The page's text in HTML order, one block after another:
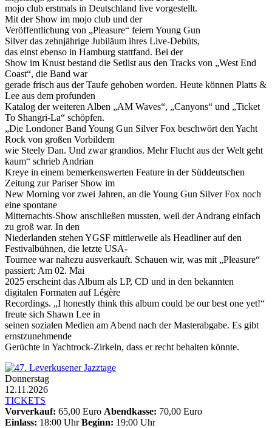
mojo club erstmals in Deutschland live vorgestellt.
Mit der Show im mojo club und der
Veröffentlichung von „Pleasure“ feiern Young Gun
Silver das zehnjährige Jubiläum ihres Live-Debüts,
das einst ebenso in Hamburg stattfand. Bei der
Show im Knust bestand die Setlist aus den Tracks von „West End
Coast“, die Band war
gerade frisch aus der Taufe gehoben worden. Heute können Platts &
Lee aus dem profunden
Katalog der weiteren Alben „AM Waves“, „Canyons“ und „Ticket
To Shangri-La“ schöpfen.
„Die Londoner Band Young Gun Silver Fox beschwört den Yacht
Rock von großen Vorbildern
wie Steely Dan. Und zwar grandios. Mehr Flucht aus der Welt geht
kaum“ schrieb Andrian
Kreye in einem bemerkenswerten Feature in der Süddeutschen
Zeitung zur Pariser Show im
New Morning vor zwei Jahren, an die Young Gun Silver Fox noch
eine spontane
Mitternachts-Show anschließen mussten, weil der Andrang einfach
zu groß war. In den
Niederlanden stehen YGSF mittlerweile als Headliner auf den
Festivalbühnen, die letzte USA-
Tournee war nahezu ausverkauft. Schauen wir, was mit „Pleasure“
passiert: Am 02. Mai
2025 erscheint das Album als LP, CD und in den bekannten
digitalen Formaten auf Légère
Recordings. „I honestly think this album could be our best one yet!“
freute sich Shawn Lee in
seinen sozialen Medien am Abend nach der Masterabgabe. Es gibt
ernstzunehmende
Gerüchte in Yachtrock-Zirkeln, dass er recht behalten könnte.
Donnerstag
12.11.2026
TICKETS
Vorverkauf: 65,00 Euro Abendkasse: 70,00 Euro
Einlass: 18:00 UhrBeginn: 19:00 Uhr